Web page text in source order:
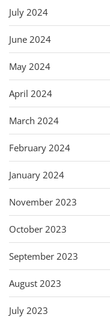
July 2024
June 2024
May 2024
April 2024
March 2024
February 2024
January 2024
November 2023
October 2023
September 2023
August 2023
July 2023